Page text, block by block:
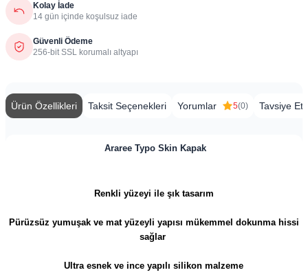
Kolay İade
14 gün içinde koşulsuz iade
Güvenli Ödeme
256-bit SSL korumalı altyapı
Ürün Özellikleri Taksit Seçenekleri Yorumlar 5(0) Tavsiye Et
Araree Typo Skin Kapak
Renkli yüzeyi ile şık tasarım
Pürüzsüz yumuşak ve mat yüzeyli yapısı mükemmel dokunma hissi
sağlar
Ultra esnek ve ince yapılı silikon malzeme